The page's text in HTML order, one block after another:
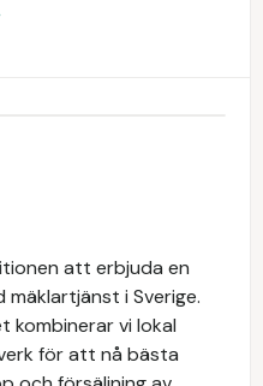
att erbjuda en
i Sverige.
kombinerar vi lokal
för att nå bästa